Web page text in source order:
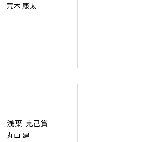
荒木 康太
浅葉 克己賞
丸山 建